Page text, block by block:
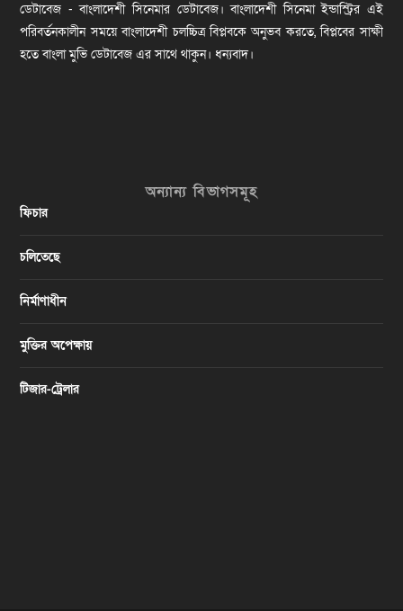
ডেটাবেজ - বাংলাদেশী সিনেমার ডেটাবেজ। বাংলাদেশী সিনেমা ইন্ডাস্ট্রির এই
পরিবর্তনকালীন সময়ে বাংলাদেশী চলচ্চিত্র বিপ্লবকে অনুভব করতে, বিপ্লবের সাক্ষী
হতে বাংলা মুভি ডেটাবেজ এর সাথে থাকুন। ধন্যবাদ।
অন্যান্য বিভাগসমূহ
ফিচার
চলিতেছে
নির্মাণাধীন
মুক্তির অপেক্ষায়
টিজার-ট্রেলার